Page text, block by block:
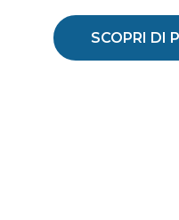
SCOPRI DI